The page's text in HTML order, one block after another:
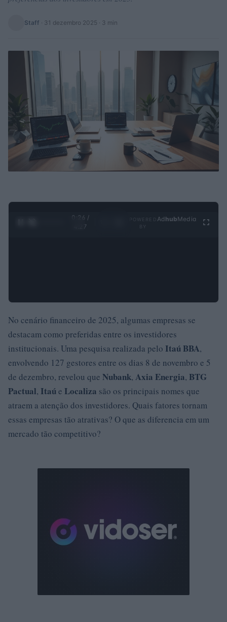
Staff · 31 dezembro 2025 · 3 min
0:27 /
4:27
Ad hubMedia
No cenário financeiro de 2025, algumas empresas se
destacam como preferidas entre os investidores
institucionais. Uma pesquisa realizada pelo Itaú BBA,
envolvendo 127 gestores entre os dias 8 de novembro e 5
de dezembro, revelou que Nubank, Axia Energia, BTG
Pactual, Itaúe Localiza são os principais nomes que
atraem a atenção dos investidores. Quais fatores tornam
essas empresas tão atrativas? O que as diferencia em um
mercado tão competitivo?